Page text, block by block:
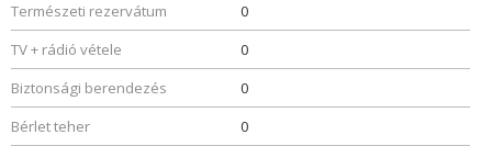
Természeti rezervátum
0
TV + rádió vétele
0
Biztonsági berendezés
0
Bérlet teher
0